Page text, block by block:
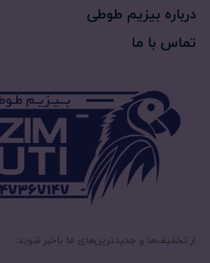
درباره بیزیم طوطی
تماس با ما
از تخفیف‌ها و جدیدترین‌های ما‌ باخبر شوید: